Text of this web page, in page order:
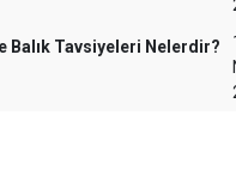
Balık Tavsiyeleri Nelerdir?